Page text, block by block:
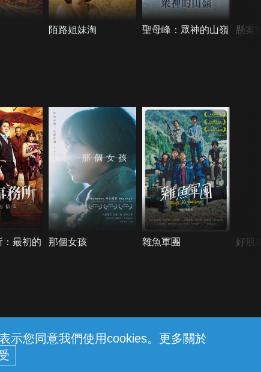
示您同意我們使用cookies。更多關於
陌路姐妹淘 聖母峰：眾神的山嶺 懸案
：最初的
那個女孩 雜魚軍團 好朋